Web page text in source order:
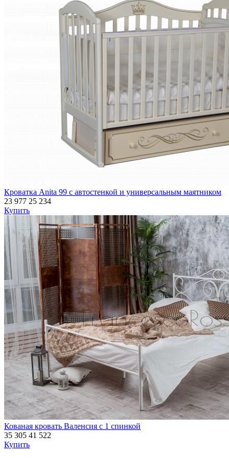
Кроватка Anita 99 с автостенкой и универсальным маятником
23 977 25 234
Купить
Кованая кровать Валенсия с 1 спинкой
35 305 41 522
Купить